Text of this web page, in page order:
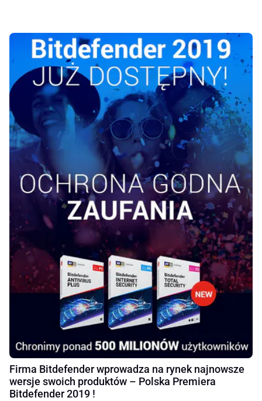
Firma Bitdefender wprowadza na rynek najnowsze
wersje swoich produktów – Polska Premiera
Bitdefender 2019 !